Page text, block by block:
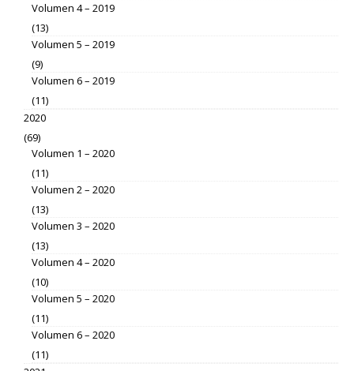
Volumen 4 – 2019
(13)
Volumen 5 – 2019
(9)
Volumen 6 – 2019
(11)
2020
(69)
Volumen 1 – 2020
(11)
Volumen 2 – 2020
(13)
Volumen 3 – 2020
(13)
Volumen 4 – 2020
(10)
Volumen 5 – 2020
(11)
Volumen 6 – 2020
(11)